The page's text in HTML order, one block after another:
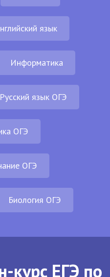
язык
Информатика
Русский язык ОГЭ
ОГЭ
ОГЭ
Биология ОГЭ
курс ЕГЭ по